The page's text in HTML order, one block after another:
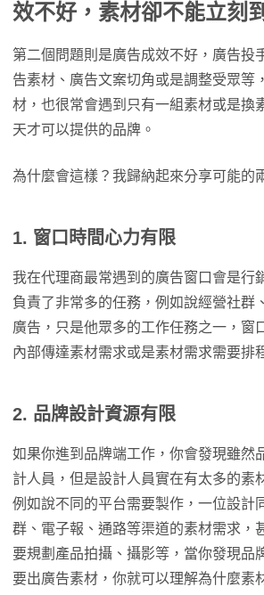
效不好，素材卻不能立刻
第二個問題則是廣告成效不好，廣告投
告素材、廣告文案切角或是調整受眾等
材，也很常會遇到只有一組素材或是換
天才可以提供的品牌。
為什麼會這樣？我歸納起來分享可能的
1. 窗口時間心力有限
我在代理商最常遇到的廣告窗口會是行
負責了非常多的任務，例如說經營社群
廣告，只是他眾多的工作任務之一，窗
內部傳達素材需求或是素材需求需要排
2. 品牌設計資源有限
如果你進到品牌端工作，你會發現雖然
計人員，但是設計人員實在有太多的素
例如說不同的平台需要製作，一位設計
群、電子報、通路等渠道的素材需求，
要規劃產品拍攝、攝影等，當你發現品
要出廣告素材，你就可以理解為什麼素